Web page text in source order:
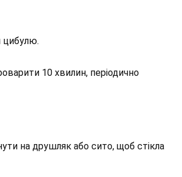
цибулю.
10 хвилин, періодично
на друшляк або сито, щоб стікла